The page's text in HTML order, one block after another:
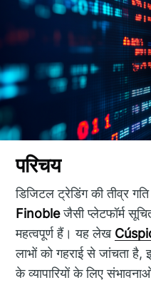
परिचय
डिजिटल ट्रेडिंग की तीव्र
Finobleजैसी प्लेटफॉर्म
महत्वपूर्ण हैं। यह लेख
लाभों को गहराई से जांचता है,
के व्यापारियों के लिए